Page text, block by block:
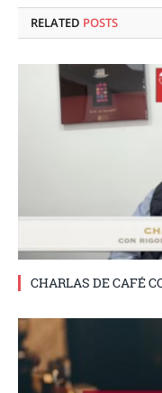
RELATED POSTS
CHARLAS DE CAFÉ